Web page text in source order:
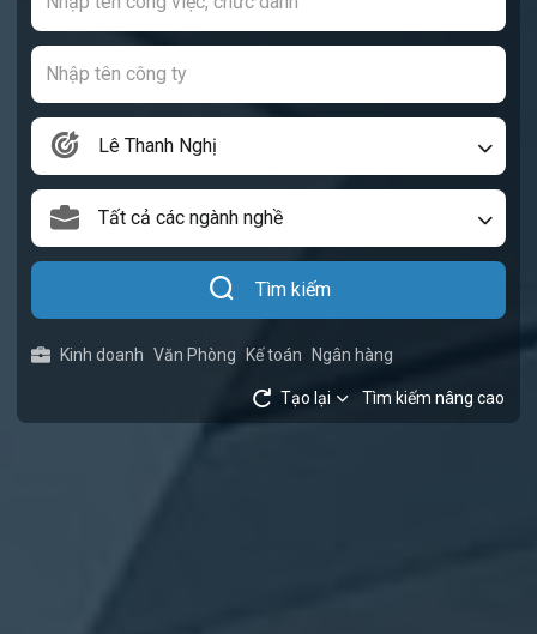
Lê Thanh Nghị
Tất cả các ngành nghề
Tìm kiếm
Kinh doanh Văn Phòng Kế toán Ngân hàng
Tạo lại Tìm kiếm nâng cao